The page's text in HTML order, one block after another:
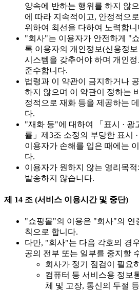
양속에 반하는 행위를 하지 않
에 따라 지속적이고, 안정적으
위하여 최선을 다하여 노력합니
"회사"는 이용자가 안전하게 "
록 이용자의 개인정보(신용정
시스템을 갖추어야 하며 개인
준수합니다.
법령과 이 약관이 금지하거나
하지 않으며 이 약관이 정하는
정적으로 재화 등을 제공하는
다.
"재화 등"에 대하여 「표시 · 광
률」제3조 소정의 부당한 표시
이용자가 손해를 입은 때에는
다.
이용자가 원하지 않는 영리목
발송하지 않습니다.
제 14 조 (서비스 이용시간 및 중단)
"쇼핑몰"의 이용은 "회사"의 연
칙으로 합니다.
다만, "회사"는 다음 각호의 경
공의 전부 또는 일부를 중지할
회사가 정기 점검이 필요
컴퓨터 등 서비스용 정보
체 및 고장, 통신의 두절